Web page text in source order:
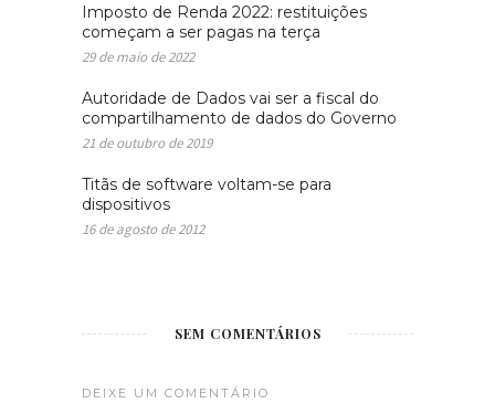
Imposto de Renda 2022: restituições
começam a ser pagas na terça
29 de maio de 2022
Autoridade de Dados vai ser a fiscal do
compartilhamento de dados do Governo
21 de outubro de 2019
Titãs de software voltam-se para
dispositivos
16 de agosto de 2012
SEM COMENTÁRIOS
DEIXE UM COMENTÁRIO